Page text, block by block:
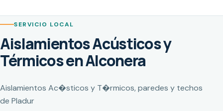
SERVICIO LOCAL
Aislamientos Acústicos y
Térmicos en Alconera
Aislamientos Ac�sticos y T�rmicos, paredes y techos
de Pladur